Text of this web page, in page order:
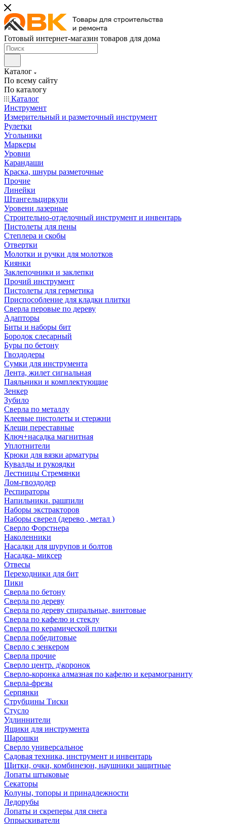
Готовый интернет-магазин товаров для дома
Каталог
По всему сайту
По каталогу
Каталог
Инструмент
Измерительный и разметочный инструмент
Рулетки
Угольники
Маркеры
Уровни
Карандаши
Краска, шнуры разметочные
Прочие
Линейки
Штангельциркули
Уровени лазерные
Строительно-отделочный инструмент и инвентарь
Пистолеты для пены
Степлера и скобы
Отвертки
Молотки и ручки для молотков
Киянки
Заклепочники и заклепки
Прочий инструмент
Пистолеты для герметика
Приспособление для кладки плитки
Сверла перовые по дереву
Адапторы
Биты и наборы бит
Бородок слесарный
Буры по бетону
Гвоздодеры
Сумки для инструмента
Лента, жилет сигнальная
Паяльники и комплектующие
Зенкер
Зубило
Сверла по металлу
Клеевые пистолеты и стержни
Клещи переставные
Ключ+насадка магнитная
Уплотнители
Крюки для вязки арматуры
Кувалды и рукоядки
Лестницы Стремянки
Лом-гвоздодер
Респираторы
Напильники. рашпили
Наборы экстракторов
Наборы сверел (дерево , метал )
Сверло Форстнера
Наколенники
Насадки для шурупов и болтов
Насадка- миксер
Отвесы
Переходники для бит
Пики
Сверла по бетону
Сверла по дереву
Сверла по дереву спиральные, винтовые
Сверла по кафелю и стеклу
Сверла по керамической плитки
Сверла победитовые
Сверло с зенкером
Сверла прочие
Сверло центр. д\коронок
Сверло-коронка алмазная по кафелю и керамограниту
Сверла-фрезы
Серпянки
Струбцины Тиски
Стусло
Удлиннители
Ящики для инструмента
Шарошки
Сверло универсальное
Садовая техника, инструмент и инвентарь
Щитки, очки, комбинезон, наушники защитные
Лопаты штыковые
Секаторы
Колуны, топоры и принадлежности
Ледорубы
Лопаты и скреперы для снега
Опрыскиватели